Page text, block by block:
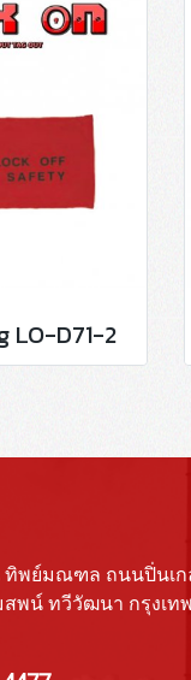
LO-D71-2
ทิพย์มณฑล ถนนปิ่นเก
พน์ ทวีวัฒนา กรุงเท